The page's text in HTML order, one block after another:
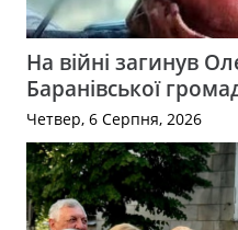
На війні загинув
Баранівської
Четвер, 6 Серпня, 2026